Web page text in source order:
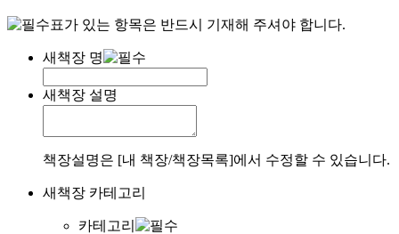
표가 있는 항목은 반드시 기재해 주셔야 합니다.
새책장 명
새책장 설명
책장설명은 [내 책장/책장목록]에서 수정할 수 있습니다.
새책장 카테고리
카테고리